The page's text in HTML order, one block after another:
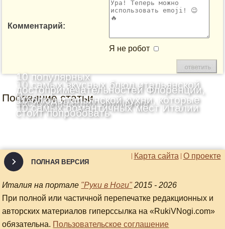
Комментарий:
Я не робот
Последние статьи
10 самых вкусных блюд итальянской
кухни
10 популярных
достопримечательностей Флоренции,
заслуживающих внимания
10 самых романтичных мест Италии
10 блюд итальянской кухни, которые
стоит попробовать
О проекте
Карта сайта
ПОЛНАЯ ВЕРСИЯ
Италия на портале "Руки в Ноги" 2015 - 2026
При полной или частичной перепечатке редакционных и
авторских материалов гиперссылка на «RukiVNogi.com»
обязательна. Пользовательское соглашение